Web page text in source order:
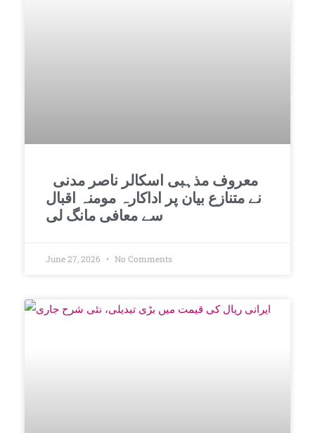
نے متنازع بیان پر اداکارہ مومنہ اقبال
سے معافی مانگ لی
June 27, 2026 No Comments